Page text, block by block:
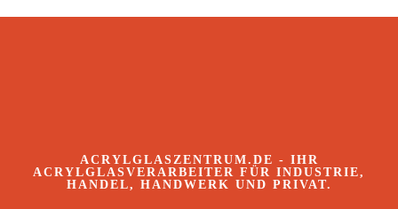
ACRYLGLASZENTRUM.DE - IHR
ACRYLGLASVERARBEITER FÜR INDUSTRIE,
HANDEL, HANDWERK UND PRIVAT.